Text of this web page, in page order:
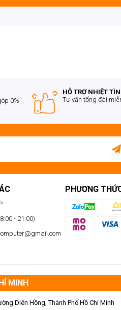
0%
HỖ TRỢ NHIỆT
Tư vấn tổng đài
- 21:00)
PHƯƠNG
MINH
Diên Hồng, Thành Phố Hồ Chí Minh